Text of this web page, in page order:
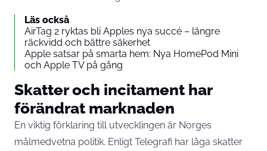
Läs också
AirTag 2 ryktas bli Apples nya succé – längre
räckvidd och bättre säkerhet
Apple satsar på smarta hem: Nya HomePod Mini
och Apple TV på gång
Skatter och incitament har
förändrat marknaden
En viktig förklaring till utvecklingen är Norges
målmedvetna politik. Enligt Telegrafi har låga skatter